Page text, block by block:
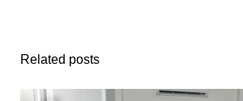
Related posts